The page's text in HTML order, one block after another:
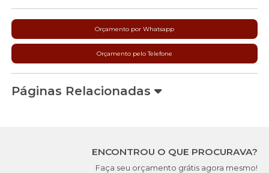
Orçamento por Whatsapp
Orçamento pelo Telefone
Páginas Relacionadas
ENCONTROU O QUE PROCURAVA?
Faça seu orçamento grátis agora mesmo!